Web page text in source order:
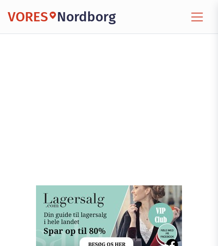
VORES Nordborg